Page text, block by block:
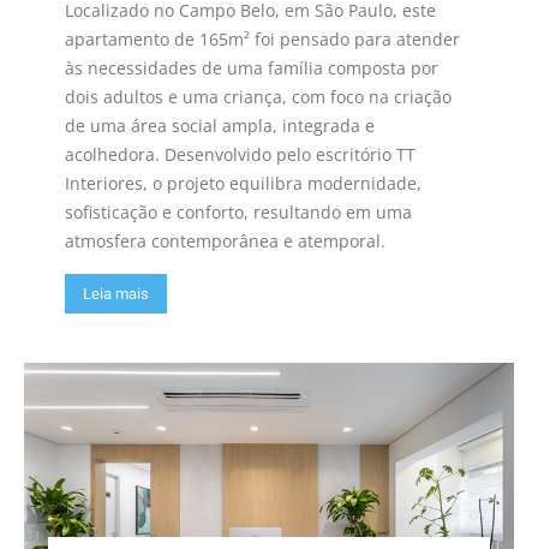
Localizado no Campo Belo, em São Paulo, este
apartamento de 165m² foi pensado para atender
às necessidades de uma família composta por
dois adultos e uma criança, com foco na criação
de uma área social ampla, integrada e
acolhedora. Desenvolvido pelo escritório TT
Interiores, o projeto equilibra modernidade,
sofisticação e conforto, resultando em uma
atmosfera contemporânea e atemporal.
Leia mais